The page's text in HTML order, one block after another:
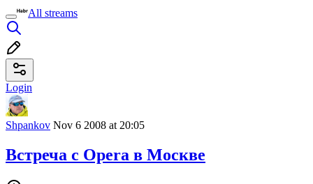
All streams
Login
Shpankov Nov 6 2008 at 20:05
Встреча с Opera в Москве